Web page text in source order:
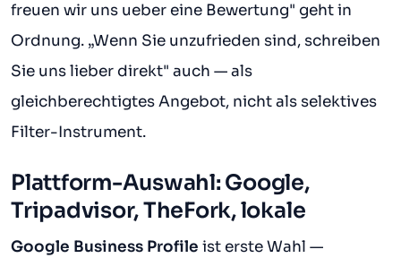
freuen wir uns ueber eine Bewertung" geht in
Ordnung. „Wenn Sie unzufrieden sind, schreiben
Sie uns lieber direkt" auch — als
gleichberechtigtes Angebot, nicht als selektives
Filter-Instrument.
Plattform-Auswahl: Google,
Tripadvisor, TheFork, lokale
Google Business Profile ist erste Wahl —